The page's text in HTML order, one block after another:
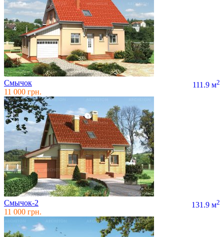
Смычок 111.9 м2
11 000 грн.
Смычок-2 131.9 м2
11 000 грн.